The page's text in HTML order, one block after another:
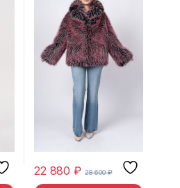
22 880₽ 28 600₽